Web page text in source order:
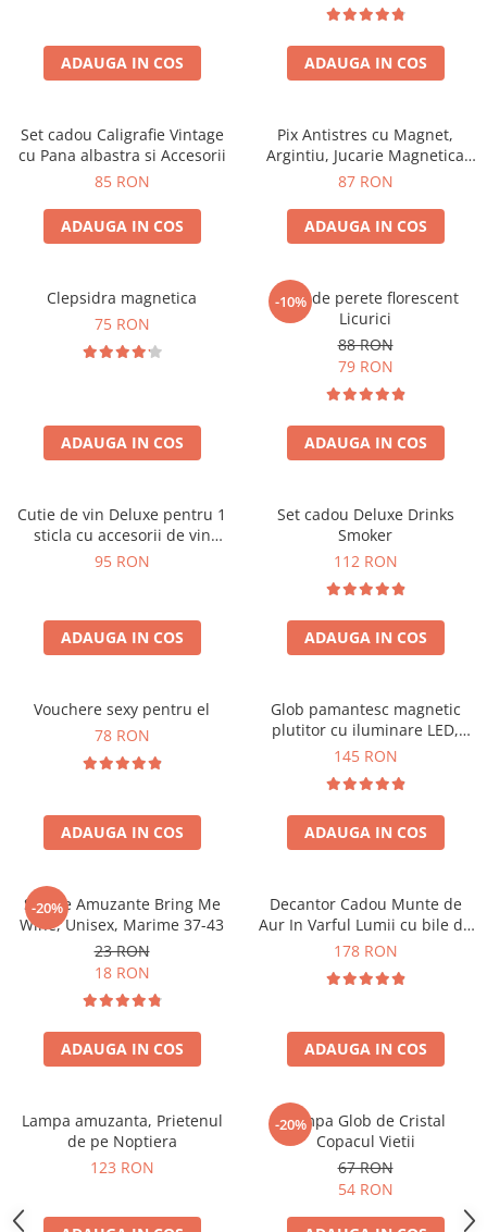
ADAUGA IN COS ADAUGA IN COS
Set cadou Caligrafie Vintage
cu Pana albastra si Accesorii
85 RON
ADAUGA IN COS
Pix Antistres cu Magnet,
Argintiu, Jucarie Magnetica
pentru Birou
87 RON
ADAUGA IN COS
Clepsidra magnetica
75 RON
ADAUGA IN COS
-10%
Ceas de perete florescent
Licurici
88 RON
79 RON
ADAUGA IN COS
Cutie de vin Deluxe pentru 1
sticla cu accesorii de vin
incluse interior oranj
95 RON
ADAUGA IN COS
Set cadou Deluxe Drinks
Smoker
112 RON
ADAUGA IN COS
Vouchere sexy pentru el
78 RON
ADAUGA IN COS
Glob pamantesc magnetic
plutitor cu iluminare LED,
Forma C
145 RON
ADAUGA IN COS
-20%
Sosete Amuzante Bring Me
Wine, Unisex, Marime 37-43
23 RON
18 RON
ADAUGA IN COS
Decantor Cadou Munte de
Aur In Varful Lumii cu bile de
curatare
178 RON
ADAUGA IN COS
Lampa amuzanta, Prietenul
de pe Noptiera
123 RON
-20%
Lampa Glob de Cristal
Copacul Vietii
67 RON
54 RON